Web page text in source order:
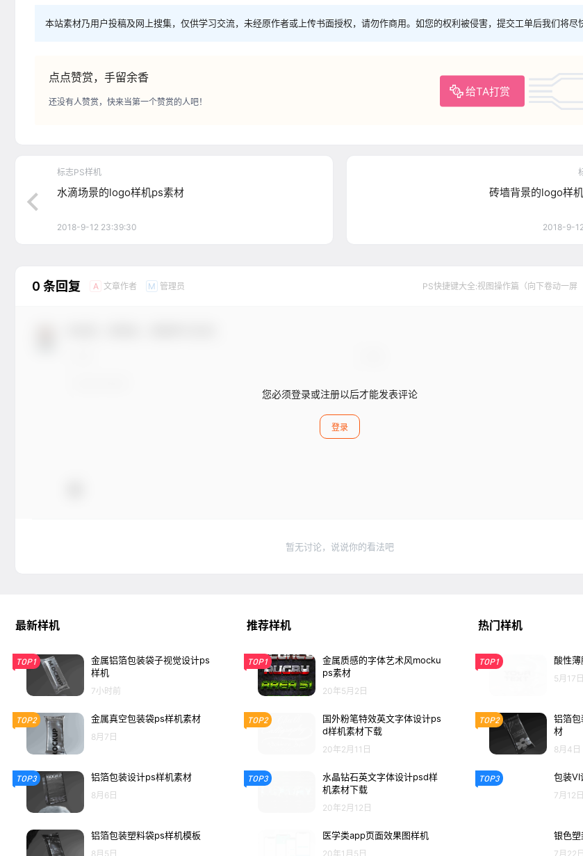
本站素材乃用户投稿及网上搜集，仅供学习交流，未经原作者或上传书面授权，请勿作商用。如您的权利被侵害，提交工单后我们将尽
点点赞赏，手留余香
给TA打赏
还没有人赞赏，快来当第一个赞赏的人吧！
标志PS样机
水滴场景的logo样机ps素材
2018-9-12 23:39:30
砖墙背景的logo样
2018-9-
0 条回复 A 文章作者 M 管理员 PS快捷键大全:视图操作篇（向下卷动一屏
您必须登录或注册以后才能发表评论
登录
暂无讨论，说说你的看法吧
最新样机
TOP1
金属铝箔包装袋子视觉设计ps
样机
7小时前
TOP2 金属真空包装袋ps样机素材
8月7日
TOP3 铝箔包装设计ps样机素材
8月6日
铝箔包装塑料袋ps样机模板
8月5日
推荐样机
TOP1
金属质感的字体艺术风mocku
ps素材
20年5月2日
TOP2
国外粉笔特效英文字体设计ps
d样机素材下载
20年2月11日
TOP3
水晶钻石英文字体设计psd样
机素材下载
20年2月12日
医学类app页面效果图样机
20年1月5日
热门样机
TOP1 酸性
5月17日
TOP2
铝箔
材
8月4日
TOP3 包装VI
7月12日
银色
7月22日